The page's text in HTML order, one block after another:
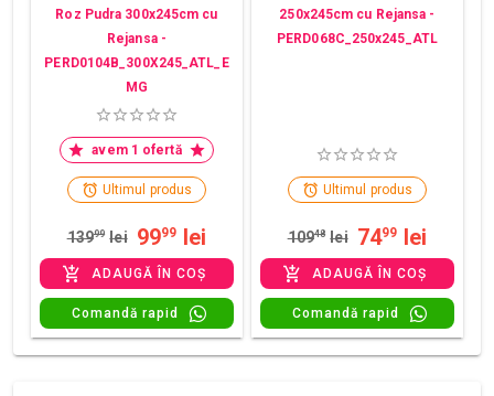
Roz Pudra 300x245cm cu
Rejansa -
PERD0104B_300X245_ATL_E
MG
avem 1 ofertă
Ultimul produs
13999 lei 9999 lei
ADAUGĂ ÎN COȘ
Comandă rapid
250x245cm cu Rejansa -
PERD068C_250x245_ATL
Ultimul produs
10948 lei 7499 lei
ADAUGĂ ÎN COȘ
Comandă rapid